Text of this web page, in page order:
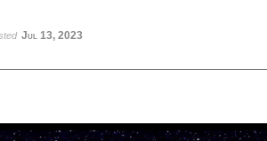
Jul 13, 2023